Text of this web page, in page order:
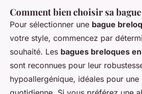
Comment bien choisir sa
Pour sélectionner une bague
votre style, commencez par
souhaité. Les bagues breloques
sont reconnues pour leur
hypoallergénique, idéales pour une